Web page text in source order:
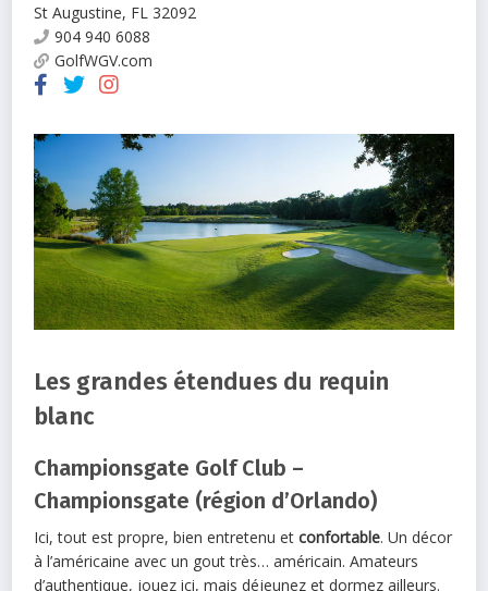
St Augustine, FL 32092
904 940 6088
GolfWGV.com
Les grandes étendues du requin
blanc
Championsgate Golf Club –
Championsgate (région d’Orlando)
Ici, tout est propre, bien entretenu etconfortable. Un décor
à l’américaine avec un gout très… américain. Amateurs
d’authentique, jouez ici, mais déjeunez et dormez ailleurs.